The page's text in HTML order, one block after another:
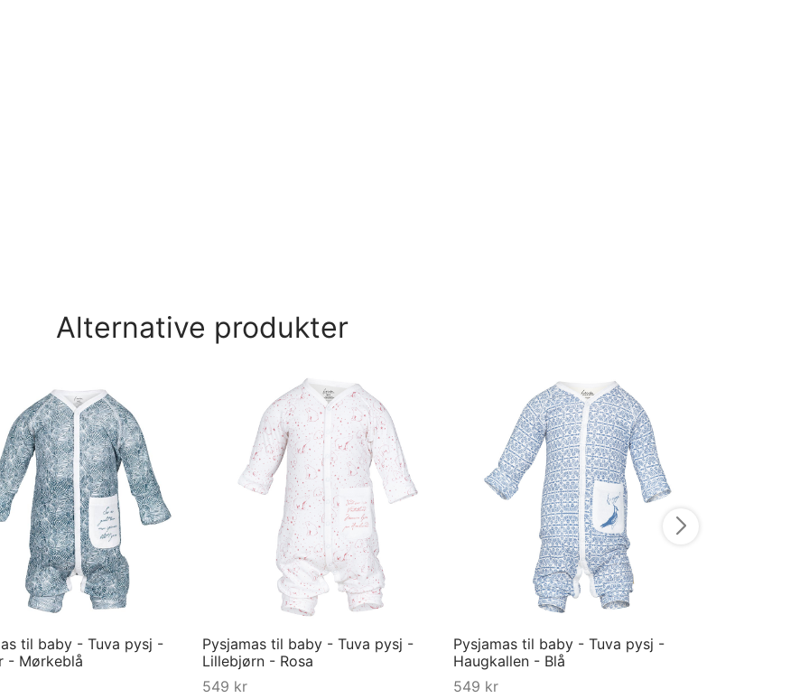
Alternative produkter
til baby - Tuva pysj -
- Mørkeblå
Pysjamas til baby - Tuva pysj -
Lillebjørn - Rosa
549 kr
Pysjamas til baby - Tuva pysj -
Haugkallen - Blå
549 kr